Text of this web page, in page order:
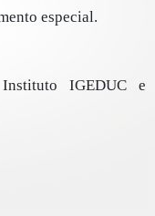
especial.
IGEDUC e